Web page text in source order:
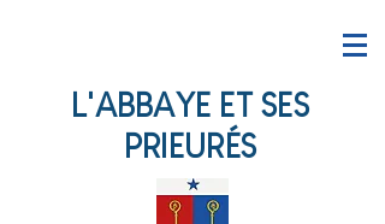
L'ABBAYE ET SES
PRIEURÉS